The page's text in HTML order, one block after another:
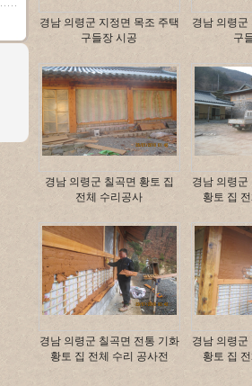
경남 의령군 지정면 목조 주택
구들장 시공
경남 의령군
구
경남 의령군 칠곡면 황토 집
전체 수리공사
경남 의령군
황토 집
경남 의령군 칠곡면 전통 기화
황토 집 전체 수리 공사전
경남 의령군
황토 집